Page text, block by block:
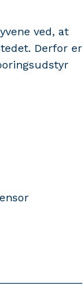
ved, at
Derfor er